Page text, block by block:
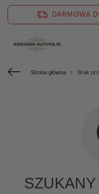
DARMOWA
Strona główna Brak